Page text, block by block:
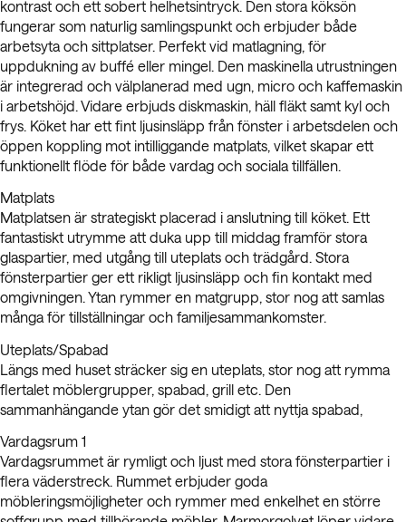
kontrast och ett sobert helhetsintryck. Den stora köksön
fungerar som naturlig samlingspunkt och erbjuder både
arbetsyta och sittplatser. Perfekt vid matlagning, för
uppdukning av buffé eller mingel. Den maskinella utrustningen
är integrerad och välplanerad med ugn, micro och kaffemaskin
i arbetshöjd. Vidare erbjuds diskmaskin, häll fläkt samt kyl och
frys. Köket har ett fint ljusinsläpp från fönster i arbetsdelen och
öppen koppling mot intilliggande matplats, vilket skapar ett
funktionellt flöde för både vardag och sociala tillfällen.
Matplats
Matplatsen är strategiskt placerad i anslutning till köket. Ett
fantastiskt utrymme att duka upp till middag framför stora
glaspartier, med utgång till uteplats och trädgård. Stora
fönsterpartier ger ett rikligt ljusinsläpp och fin kontakt med
omgivningen. Ytan rymmer en matgrupp, stor nog att samlas
många för tillställningar och familjesammankomster.
Uteplats/Spabad
Längs med huset sträcker sig en uteplats, stor nog att rymma
flertalet möblergrupper, spabad, grill etc. Den
sammanhängande ytan gör det smidigt att nyttja spabad,
Vardagsrum 1
Vardagsrummet är rymligt och ljust med stora fönsterpartier i
flera väderstreck. Rummet erbjuder goda
möbleringsmöjligheter och rymmer med enkelhet en större